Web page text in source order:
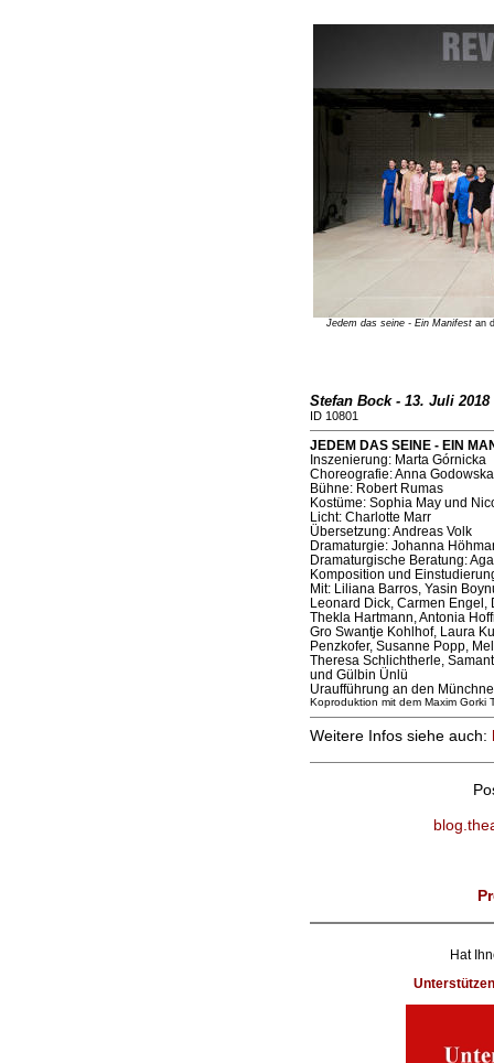
Jedem das seine - Ein Manifestan
Stefan Bock - 13. Juli 2018
ID 10801
JEDEM DAS SEINE - EIN
Inszenierung: Marta Górnicka
Choreografie: Anna Godowska
Bühne: Robert Rumas
Kostüme: Sophia May und
Licht: Charlotte Marr
Übersetzung: Andreas Volk
Dramaturgie: Johanna
Dramaturgische Beratung:
Komposition und
Mit: Liliana Barros, Yasin
Leonard Dick, Carmen
Thekla Hartmann, Antonia
Gro Swantje Kohlhof, Laura
Penzkofer, Susanne Popp,
Theresa Schlichtherle,
und Gülbin Ünlü
Uraufführung an den
Koproduktion mit dem Maxim Gorki
Weitere Infos siehe auch:
Hat